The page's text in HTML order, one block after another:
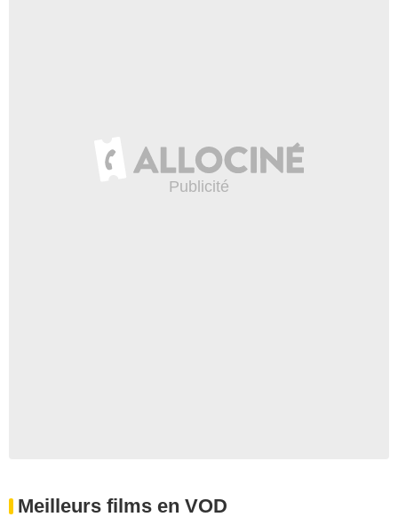
Meilleurs films en VOD